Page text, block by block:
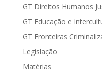
GT Direitos Humanos
GT Educação e
GT Fronteiras
Legislação
Matérias